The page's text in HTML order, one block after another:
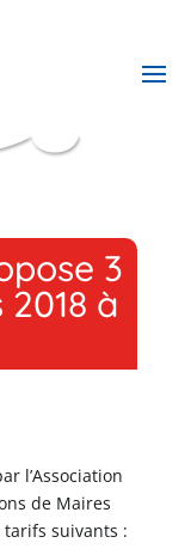
3
à
l’Association
de Maires
tarifs suivants :